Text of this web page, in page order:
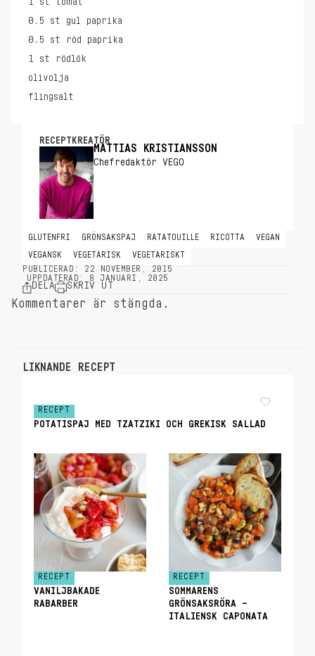
1 st
tomat
0.5 st
gul paprika
0.5 st
röd paprika
1 st
rödlök
olivolja
flingsalt
RECEPTKREATÖR
MATTIAS KRISTIANSSON
Chefredaktör VEGO
GLUTENFRI GRÖNSAKSPAJ RATATOUILLE RICOTTA VEGAN
VEGANSK VEGETARISK
VEGETARISKT
PUBLICERAD: 22 NOVEMBER, 2015
UPPDATERAD: 8 JANUARI, 2025
DELA SKRIV UT
Kommentarer är stängda.
LIKNANDE RECEPT
RECEPT
POTATISPAJ MED TZATZIKI OCH GREKISK SALLAD
RECEPT
VANILJBAKADE
RABARBER
RECEPT
SOMMARENS
GRÖNSAKSRÖRA –
ITALIENSK CAPONATA